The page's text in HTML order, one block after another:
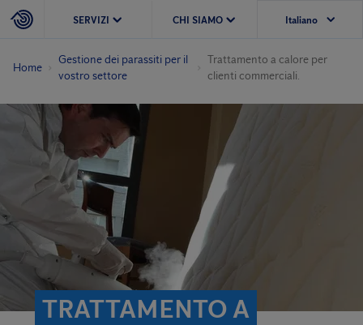
SERVIZI CHI SIAMO
Home
Gestione dei parassiti per il
vostro settore
Trattamento a calore per
clienti commerciali.
TRATTAMENTO A